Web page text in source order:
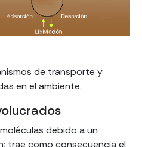
de transporte y
en el ambiente.
debido a un
trae como consecuencia el